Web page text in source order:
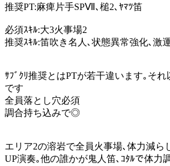
推奨PT:麻痺片手SPⅦ､槌2､ﾔﾏﾂ笛
必須ｽｷﾙ:大3火事場2
推奨ｽｷﾙ:笛吹き名人､状態異常強化､激
ｻﾌﾞｸﾘ推奨とはPTが若干違います｡そ
です
全員落とし穴必須
調合持ち込みで◎
エリア2の溶岩で全員火事場､体力減ら
UP演奏｡他の誰かが鬼人笛､ｺﾀﾙで体力